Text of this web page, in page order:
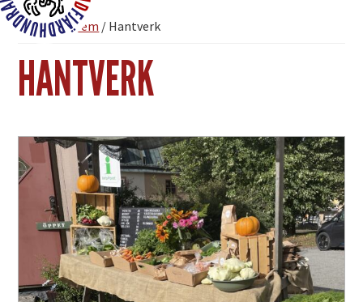
Du är här:Hem / Hantverk
HANTVERK